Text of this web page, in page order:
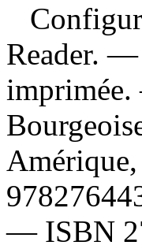
Reader. —
— ISBN